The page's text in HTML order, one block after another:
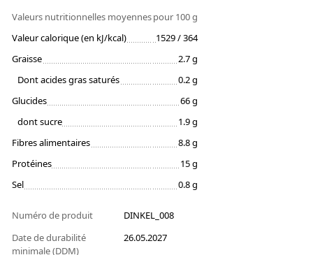
Valeurs nutritionnelles moyennespour 100 g
Valeur calorique (en kJ/kcal)
1529 / 364
Graisse
2.7 g
Dont acides gras saturés
0.2 g
Glucides
66 g
dont sucre
1.9 g
Fibres alimentaires
8.8 g
Protéines
15 g
Sel
0.8 g
Numéro de produit
DINKEL_008
Date de durabilité
minimale (DDM)
26.05.2027